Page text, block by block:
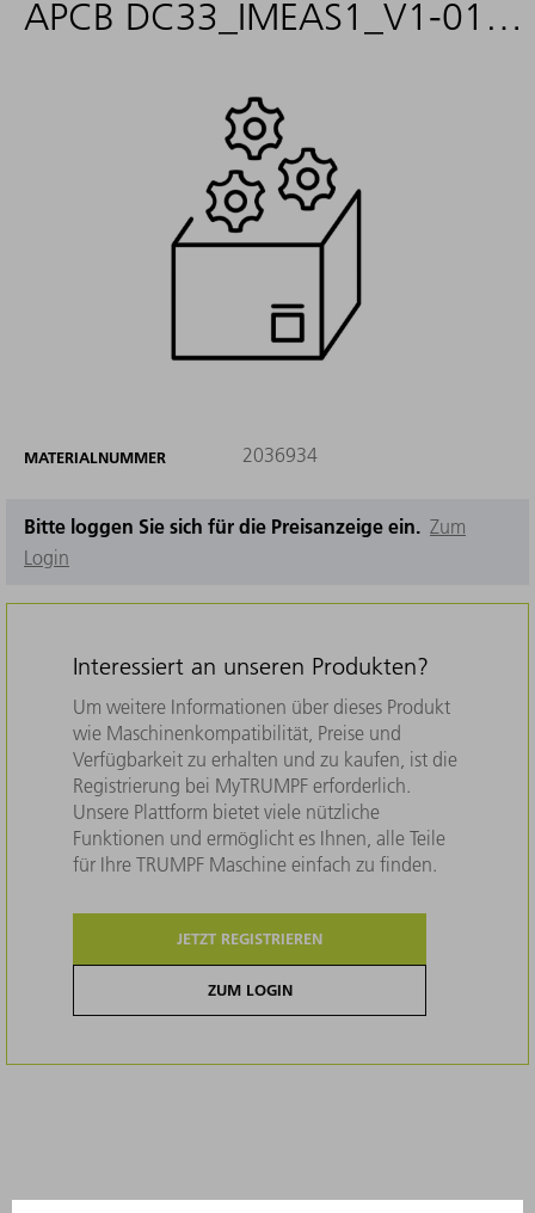
APCB DC33_IMEAS1_V1-01-01-02 - 2036934
MATERIALNUMMER 2036934
Bitte loggen Sie sich für die Preisanzeige ein. Zum
Login
Interessiert an unseren Produkten?
Um weitere Informationen über dieses Produkt
wie Maschinenkompatibilität, Preise und
Verfügbarkeit zu erhalten und zu kaufen, ist die
Registrierung bei MyTRUMPF erforderlich.
Unsere Plattform bietet viele nützliche
Funktionen und ermöglicht es Ihnen, alle Teile
für Ihre TRUMPF Maschine einfach zu finden.
JETZT REGISTRIEREN
ZUM LOGIN